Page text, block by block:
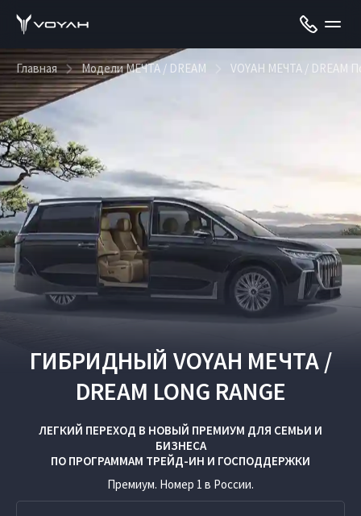
Главная Модели МЕЧТА / DREAM VOYAH МЕЧТА / DREAM
ГИБРИДНЫЙ VOYAH МЕЧТА /
DREAM LONG RANGE
ЛЕГКИЙ ПЕРЕХОД В НОВЫЙ ПРЕМИУМ ДЛЯ СЕМЬИ И
БИЗНЕСА
ПО ПРОГРАММАМ ТРЕЙД-ИН И ГОСПОДДЕРЖКИ
Премиум. Номер 1 в России.